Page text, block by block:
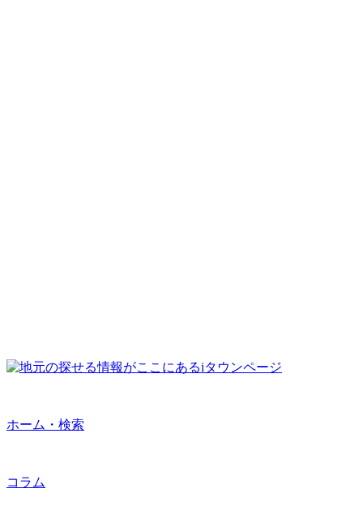
ホーム・検索
コラム